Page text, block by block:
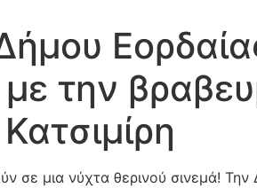
με την
σε µια νύχτα θερινού σινεµά! Την